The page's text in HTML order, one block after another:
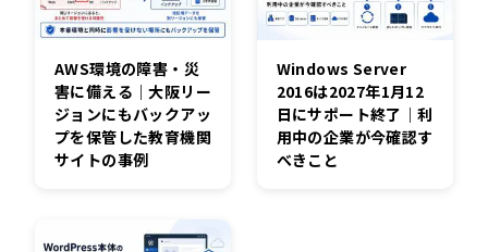
AWS環境の障害・災
害に備える｜大阪リー
ジョンにもバックアッ
プを保管した教育機関
サイトの事例
Windows Server
2016は2027年1月12
日にサポート終了｜利
用中の企業が今確認す
べきこと